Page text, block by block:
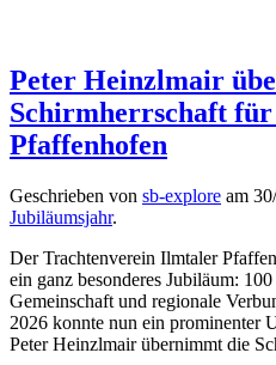
Peter Heinzlmair
Schirmherrschaft
Pfaffenhofen
Geschrieben von sb-explore am
Jubiläumsjahr.
Der Trachtenverein Ilmtaler
ein ganz besonderes Jubiläum:
Gemeinschaft und regionale
2026 konnte nun ein prominenter
Peter Heinzlmair übernimmt die